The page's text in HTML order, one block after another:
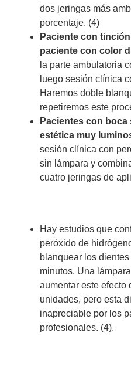
dos jeringas más
porcentaje. (4)
Paciente con
paciente con color
la parte ambulatoria
luego sesión clínica
Haremos doble
repetiremos este
Pacientes con
estética muy
sesión clínica con
sin lámpara y
cuatro jeringas de
Hay estudios que
peróxido de
blanquear los
minutos. Una
aumentar este efecto
unidades, pero esta
inapreciable por los
profesionales. (4).